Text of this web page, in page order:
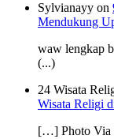
Sylvianayy on
Mendukung
waw lengkap
(...)
24 Wisata
Wisata Religi
[…] Photo Via